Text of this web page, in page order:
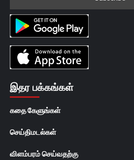
இதர பக்கங்கள்
கதை கேளுங்கள்
செய்திமடல்கள்
விளம்பரம் செய்வதற்கு